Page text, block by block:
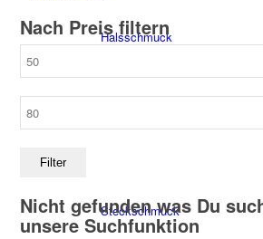
Halsschmuck
Steckschmuck
Nach Preis filtern
Filter
Nicht gefunden was Du
unsere Suchfunktion